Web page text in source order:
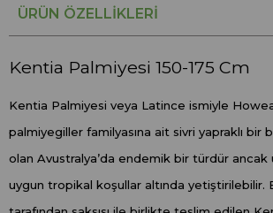
ÜRÜN ÖZELLIKLERI
Kentia Palmiyesi 150-175 Cm
Kentia Palmiyesi veya Latince ismiyle
palmiyegiller familyasına ait sivri yapraklı bir
olan Avustralya’da endemik bir türdür
uygun tropikal koşullar altında yetiştirilebilir.